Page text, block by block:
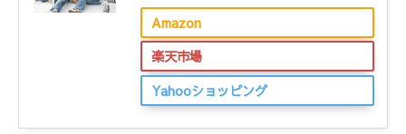
Amazon
楽天市場
Yahooショッピング